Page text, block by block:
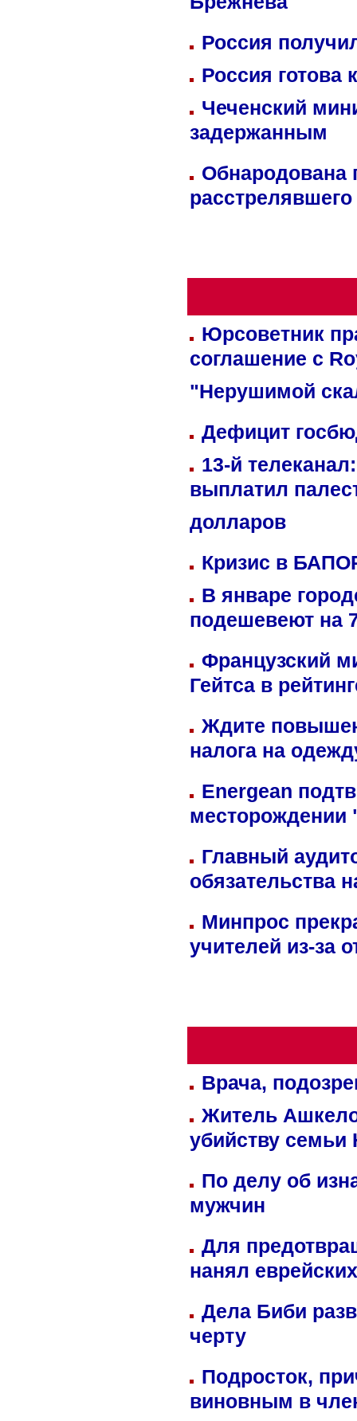
Брежнева
Россия
Россия готова
Чеченский
задержанным
Обнародована
Юрсоветник
соглашение с
"Нерушимой
Дефицит
13-й
выплатил
долларов
Кризис в
В январе
подешевеют на
Французский
Гейтса в
Ждите
налога на
Energean
Главный
обязательства
Минпрос
учителей из-за
Врача,
Житель
убийству семьи
По делу об
мужчин
Для
нанял
Дела Биби
черту
Подросток,
виновным в